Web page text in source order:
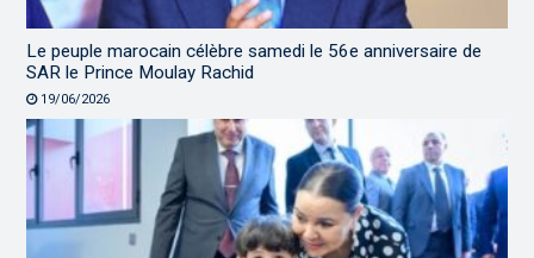
Le peuple marocain célèbre samedi le 56e anniversaire de
SAR le Prince Moulay Rachid
19/06/2026